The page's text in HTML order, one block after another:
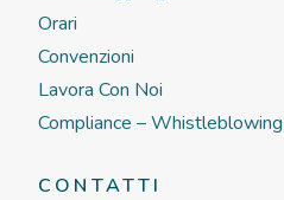
Orari
Convenzioni
Lavora Con Noi
Compliance – Whistleblowing
CONTATTI